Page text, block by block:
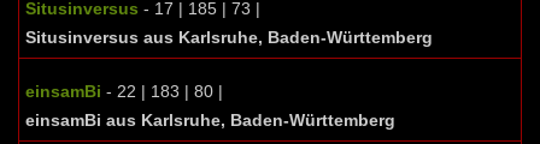
Situsinversus - 17 | 185 | 73 |
Situsinversus aus Karlsruhe, Baden-Württemberg
einsamBi - 22 | 183 | 80 |
einsamBi aus Karlsruhe, Baden-Württemberg